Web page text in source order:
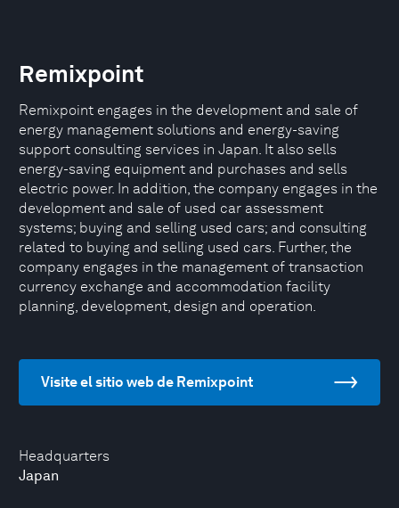
Headquarters
Japan
Remixpoint
Remixpoint engages in the development and sale of
energy management solutions and energy-saving
support consulting services in Japan. It also sells
energy-saving equipment and purchases and sells
electric power. In addition, the company engages in the
development and sale of used car assessment
systems; buying and selling used cars; and consulting
related to buying and selling used cars. Further, the
company engages in the management of transaction
currency exchange and accommodation facility
planning, development, design and operation.
Visite el sitio web de Remixpoint